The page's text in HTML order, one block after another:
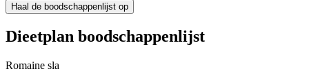
Haal de boodschappenlijst op
Dieetplan boodschappenlijst
Romaine sla